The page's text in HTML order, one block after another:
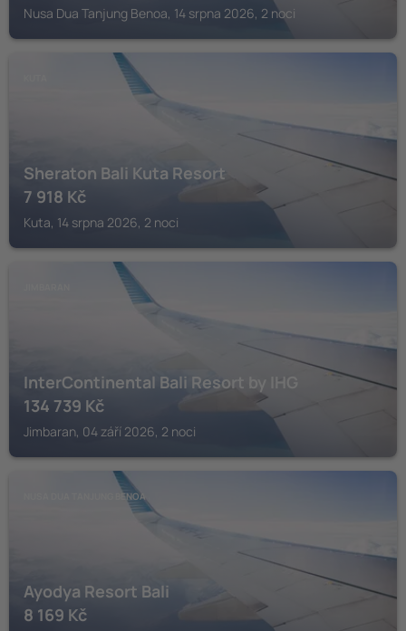
Nusa Dua Tanjung Benoa, 14 srpna 2026, 2 noci
Sheraton Bali Kuta Resort
7 918 Kč
Kuta, 14 srpna 2026, 2 noci
InterContinental Bali Resort by IHG
134 739 Kč
Jimbaran, 04 září 2026, 2 noci
NUSA DUA TANJUNG BENOA
Ayodya Resort Bali
8 169 Kč